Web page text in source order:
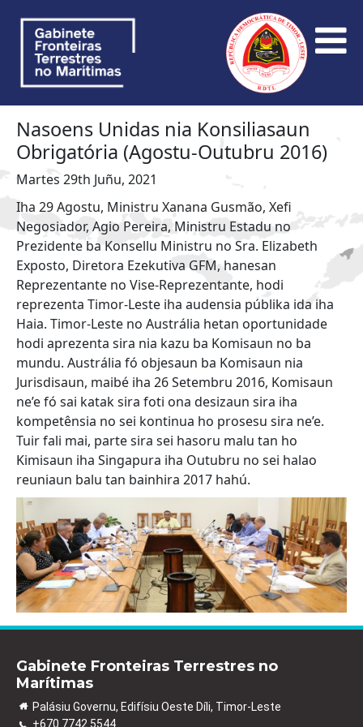
Nasoens Unidas nia Konsiliasaun
Obrigatória (Agostu-Outubru 2016)
Martes 29th Juñu, 2021
Iha 29 Agostu, Ministru Xanana Gusmão, Xefi
Negosiador, Agio Pereira, Ministru Estadu no
Prezidente ba Konsellu Ministru no Sra. Elizabeth
Exposto, Diretora Ezekutiva GFM, hanesan
Reprezentante no Vise-Reprezentante, hodi
reprezenta Timor-Leste iha audensia públika ida iha
Haia. Timor-Leste no Austrália hetan oportunidade
hodi aprezenta sira nia kazu ba Komisaun no ba
mundu. Austrália fó objesaun ba Komisaun nia
Jurisdisaun, maibé iha 26 Setembru 2016, Komisaun
ne’e fó sai katak sira foti ona desizaun sira iha
kompetênsia no sei kontinua ho prosesu sira ne’e.
Tuir fali mai, parte sira sei hasoru malu tan ho
Kimisaun iha Singapura iha Outubru no sei halao
reuniaun balu tan bainhira 2017 hahú.
Gabinete Fronteiras Terrestres no
Marítimas
Palásiu Governu, Edifísiu Oeste Díli, Timor-Leste
+670 7742 5544